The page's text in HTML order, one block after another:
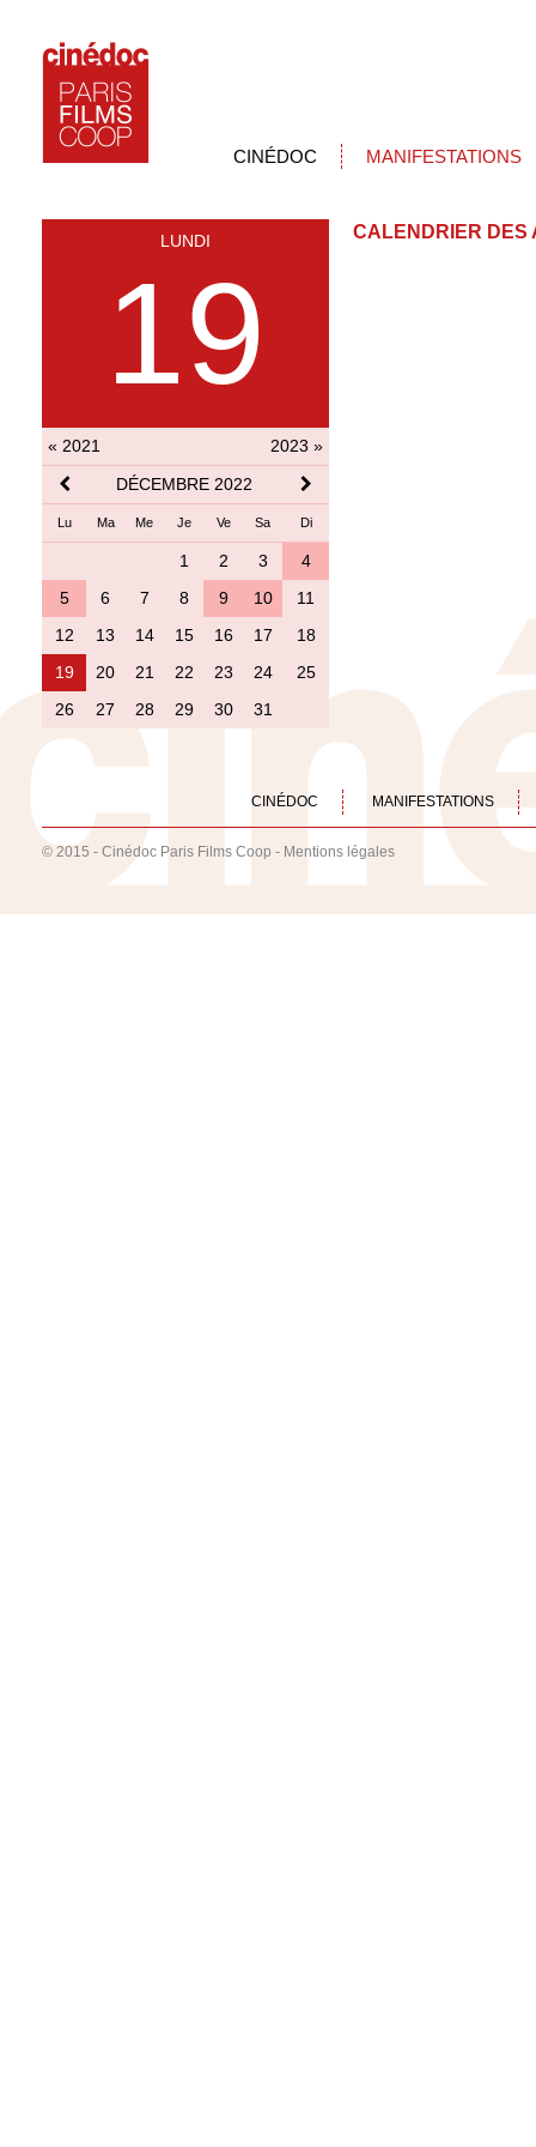
CINÉDOC MANIFESTATIONS
LUNDI
19
« 2021
2023 »
DÉCEMBRE 2022
Lu Ma Me Je Ve Sa Di
1 2 3
4
5
6 7 8 9 10
11
12
13 14 15 16 17
18
19
20 21 22 23 24
25
26
27 28 29 30 31
CALENDRIER DES
CINÉDOC MANIFESTATIONS
© 2015 - Cinédoc Paris Films Coop - Mentions légales